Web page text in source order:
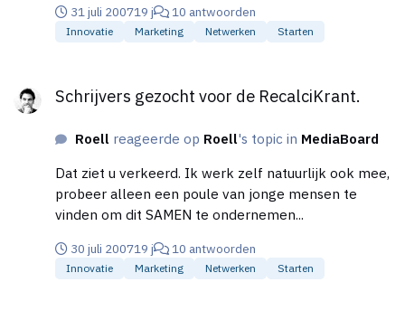
31 juli 200719 j 10 antwoorden
Innovatie Marketing Netwerken Starten
Schrijvers gezocht voor de RecalciKrant.
Roell reageerde op Roell's topic in MediaBoard
Dat ziet u verkeerd. Ik werk zelf natuurlijk ook mee,
probeer alleen een poule van jonge mensen te
vinden om dit SAMEN te ondernemen...
30 juli 200719 j 10 antwoorden
Innovatie Marketing Netwerken Starten